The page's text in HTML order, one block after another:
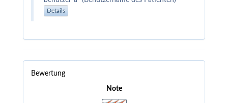
Details
Bewertung
Note